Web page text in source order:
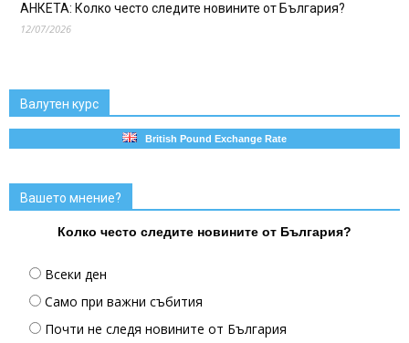
АНКЕТА: Колко често следите новините от България?
12/07/2026
Валутен курс
British Pound Exchange Rate
Вашето мнение?
Колко често следите новините от България?
Всеки ден
Само при важни събития
Почти не следя новините от България